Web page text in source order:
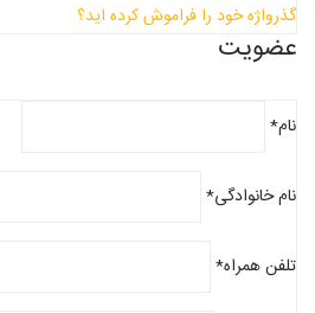
گذرواژه خود را فراموش کرده اید؟
عضویت
نام*
نام خانوادگی*
تلفن همراه*